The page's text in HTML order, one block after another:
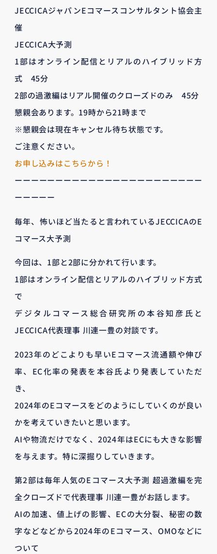
JECCICAジャパンEコマースコンサルタント協会主
催
JECCICA大予測
1部はオンライン配信とリアルのハイブリッド方
式 45分
2部の過激編はリアル開催のクローズドのみ 45分
懇親会あります。19時から21時まで
※懇親会は現在キャンセル待ち状態です。
ご注意ください。
お申し込みはこちらから！
ーーーーーーーーーーーーーーーーーーーーーーー
ーーーーー
毎年、怖いほど当たると言われているJECCICAのE
コマース大予測
今回は、1部と2部に分かれて行います。
1部はオンライン配信とリアルのハイブリッド方式
で
デジタルコマース総合研究所の本谷知彦氏と
JECCICA代表理事 川連一豊の対談です。
2023年のどこよりも早いEコマース流通額や伸び
率、EC化率の発表を本谷氏より発表していただ
き、
2024年のEコマースをどのようにしていくのが良い
かを考えていきたいと思います。
AIや物流だけでなく、2024年はECにも大きな影響
を与えます。特に深掘りしていきます。
第2部は毎年人気のEコマース大予測 超過激編を完
全クローズドで代表理事 川連一豊がお話します。
AIの加速、値上げの影響、ECの大分裂、秘密の数
字などなどから2024年のEコマース、OMOなどに
ついて